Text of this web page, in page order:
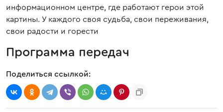
информационном центре, где работают герои этой
картины. У каждого своя судьба, свои переживания,
свои радости и горести
Программа передач
Поделиться ссылкой: